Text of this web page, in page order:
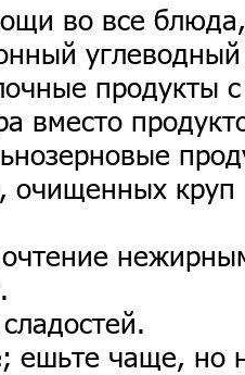
во все
продукты
вместо
очищенных круп
ешьте чаще, но